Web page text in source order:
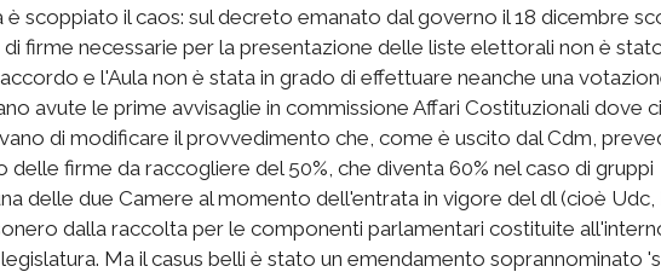
è scoppiato il caos: sul decreto emanato dal governo il 18 dicembre
firme necessarie per la presentazione delle liste elettorali non è
e l'Aula non è stata in grado di effettuare neanche una
avute le prime avvisaglie in commissione Affari Costituzionali dove
di modificare il provvedimento che, come è uscito dal Cdm,
delle firme da raccogliere del 50%, che diventa 60% nel caso di gruppi
delle due Camere al momento dell'entrata in vigore del dl (cioè Udc,
dalla raccolta per le componenti parlamentari costituite
Ma il casus belli è stato un emendamento soprannominato